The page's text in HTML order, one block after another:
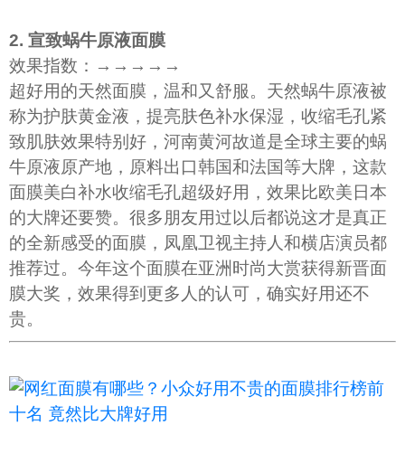
2. 宣致蜗牛原液面膜
效果指数：→→→→→
超好用的天然面膜，温和又舒服。天然蜗牛原液被
称为护肤黄金液，提亮肤色补水保湿，收缩毛孔紧
致肌肤效果特别好，河南黄河故道是全球主要的蜗
牛原液原产地，原料出口韩国和法国等大牌，这款
面膜美白补水收缩毛孔超级好用，效果比欧美日本
的大牌还要赞。很多朋友用过以后都说这才是真正
的全新感受的面膜，凤凰卫视主持人和横店演员都
推荐过。今年这个面膜在亚洲时尚大赏获得新晋面
膜大奖，效果得到更多人的认可，确实好用还不
贵。